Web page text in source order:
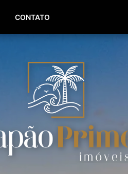
(51) 99561-8779
CONTATO